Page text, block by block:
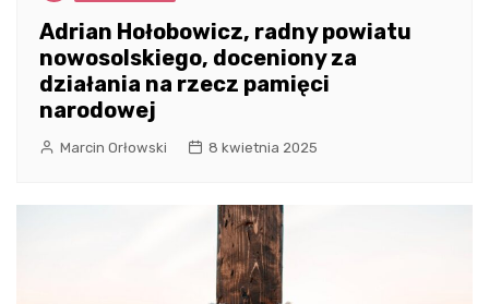
Adrian Hołobowicz, radny powiatu
nowosolskiego, doceniony za
działania na rzecz pamięci
narodowej
Marcin Orłowski 8 kwietnia 2025